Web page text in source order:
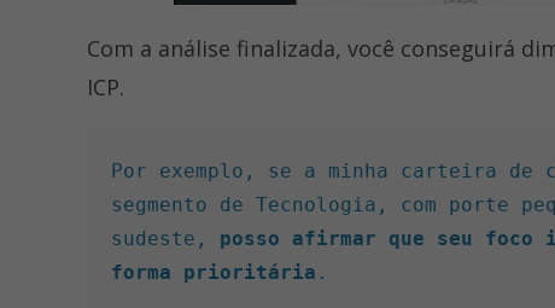
Com a análise finalizada, você conseguirá
ICP.
Por exemplo, se a minha carteira de
segmento de Tecnologia, com porte
sudeste, posso afirmar que seu foco
forma prioritária .